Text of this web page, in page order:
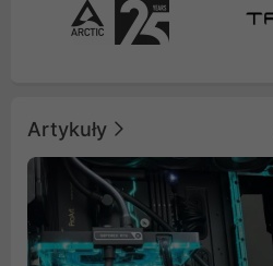
Artykuły